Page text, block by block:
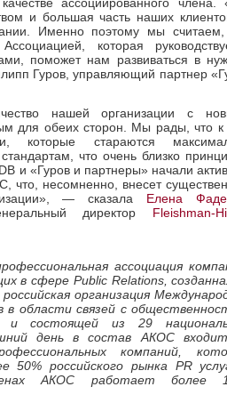
и большая часть наших
Именно поэтому мы считаем,
которая
поможет нам развиваться в
Гуров, управляющий партнер
нашей организации с
для обеих сторон. Мы рады, что
которые стараются
что очень близко
и «Гуров и партнеры» начали
что, несомненно, внесет
— сказала Елена
директор Fleishman-
ассоциация
в сфере Public Relations,
организация
в области связей с
и состоящей из 29
день в состав АКОС
компаний,
50% российского рынка PR
АКОС работает более